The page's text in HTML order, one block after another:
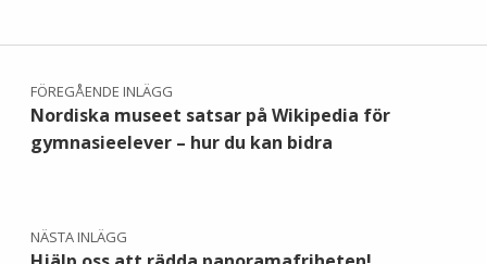
Inläggsnavigering
FÖREGÅENDE INLÄGG
Nordiska museet satsar på Wikipedia för
gymnasieelever – hur du kan bidra
NÄSTA INLÄGG